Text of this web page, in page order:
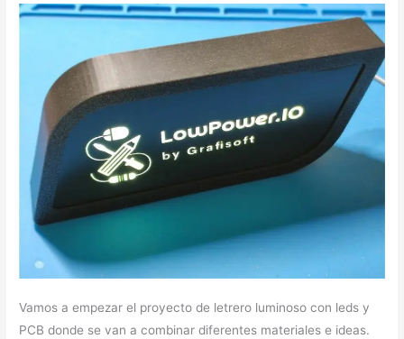
Vamos a empezar el proyecto de letrero luminoso con leds y
PCB donde se van a combinar diferentes materiales e ideas.
y